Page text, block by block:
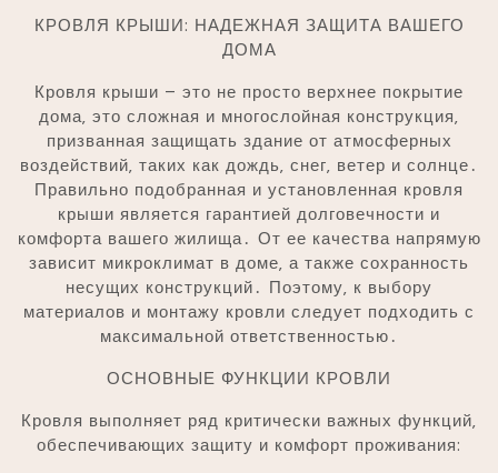
КРОВЛЯ КРЫШИ: НАДЕЖНАЯ ЗАЩИТА ВАШЕГО
ДОМА
Кровля крыши – это не просто верхнее покрытие
дома‚ это сложная и многослойная конструкция‚
призванная защищать здание от атмосферных
воздействий‚ таких как дождь‚ снег‚ ветер и солнце․
Правильно подобранная и установленная кровля
крыши является гарантией долговечности и
комфорта вашего жилища․ От ее качества напрямую
зависит микроклимат в доме‚ а также сохранность
несущих конструкций․ Поэтому‚ к выбору
материалов и монтажу кровли следует подходить с
максимальной ответственностью․
ОСНОВНЫЕ ФУНКЦИИ КРОВЛИ
Кровля выполняет ряд критически важных функций‚
обеспечивающих защиту и комфорт проживания: